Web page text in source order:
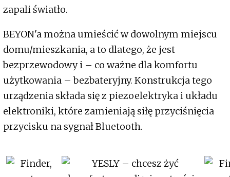
zapali światło.
BEYON'a można umieścić w dowolnym miejscu
domu/mieszkania, a to dlatego, że jest
bezprzewodowy i – co ważne dla komfortu
użytkowania – bezbateryjny. Konstrukcja tego
urządzenia składa się z piezoelektryka i układu
elektroniki, które zamieniają siłę przyciśnięcia
przycisku na sygnał Bluetooth.